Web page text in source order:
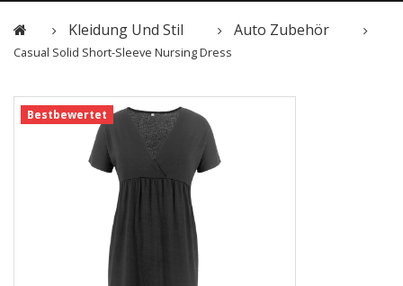
Kleidung Und Stil Auto Zubehör
Casual Solid Short-Sleeve Nursing Dress
Bestbewertet